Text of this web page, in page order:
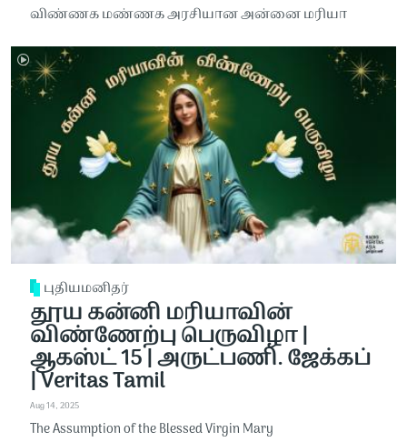
விண்ணக மண்ணக அரசியான அன்னை மரியா
புதியமனிதர்
தூய கன்னி மரியாவின்
விண்ணேற்பு பெருவிழா |
ஆகஸ்ட் 15 | அருட்பணி. ஜேக்கப்
| Veritas Tamil
Aug 14, 2025
The Assumption of the Blessed Virgin Mary